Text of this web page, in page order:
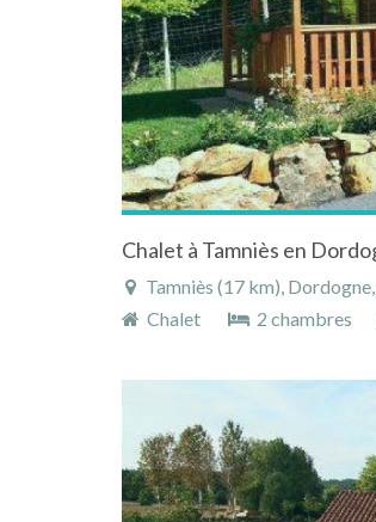
Tamniès (17 km),
Chalet
2 chambres